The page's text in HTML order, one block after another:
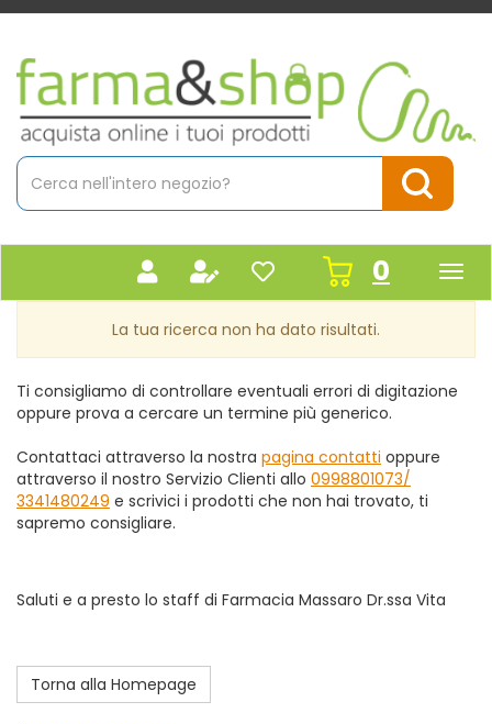
Passa
contenuto
principale
Farmacia
Massaro
Cerca
Prodotto
Cerca
0inseriti
La tua ricerca non ha dato risultati.
Ti consigliamo di controllare eventuali errori di digitazione
oppure prova a cercare un termine più generico.
Contattaci attraverso la nostra pagina contatti oppure
attraverso il nostro Servizio Clienti allo 0998801073/
3341480249 e scrivici i prodotti che non hai trovato, ti
sapremo consigliare.
Saluti e a presto lo staff di Farmacia Massaro Dr.ssa Vita
Torna alla Homepage